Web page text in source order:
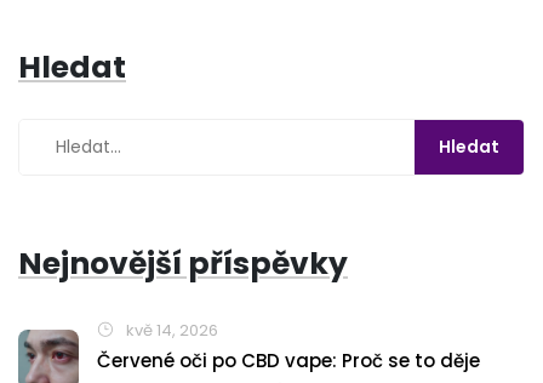
Hledat
Nejnovější příspěvky
kvě 14, 2026
Červené oči po CBD vape: Proč se to děje